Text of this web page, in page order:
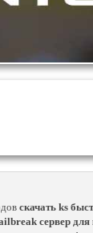
скачать ks
cервер для